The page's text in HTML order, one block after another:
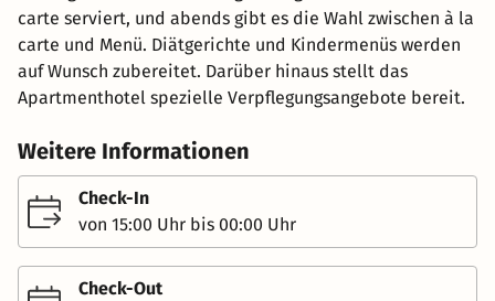
carte serviert, und abends gibt es die Wahl zwischen à la
carte und Menü. Diätgerichte und Kindermenüs werden
auf Wunsch zubereitet. Darüber hinaus stellt das
Apartmenthotel spezielle Verpflegungsangebote bereit.
Weitere Informationen
Check-In
von 15:00 Uhr bis 00:00 Uhr
Check-Out